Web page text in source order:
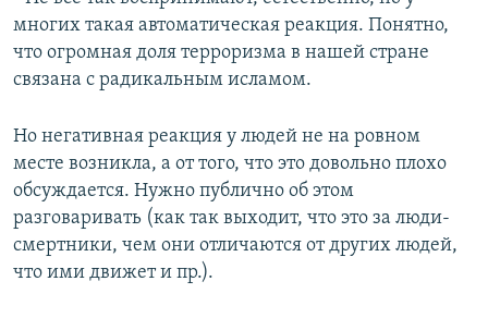
многих такая автоматическая реакция. Понятно,
что огромная доля терроризма в нашей стране
связана с радикальным исламом.
Но негативная реакция у людей не на ровном
месте возникла, а от того, что это довольно плохо
обсуждается. Нужно публично об этом
разговаривать (как так выходит, что это за люди-
смертники, чем они отличаются от других людей,
что ими движет и пр.).